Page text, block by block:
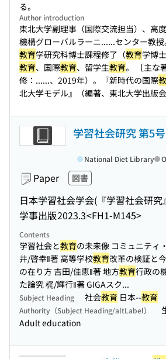
る。
Author introduction
東北大学副理事（国際交流担当）、高
機構グローバルラーニ......センター教
教育学研究科博士課程修了（教育学博
教育、国際教育、留学生教育。 ［主な
修：......、2019年）。『新時代の国際
北大学モデル』（編著、東北大学出版
学習社会研究 第5
Paper 図書
日本学習社会学会(『学習社会研
学事出版2023.3<FH1-M145>
National Diet Library
Contents
学習社会と教育の未来像 コミュニティ
井/啓幸‖著 高等学校教育改革の検証と
の在り方 吉田/佳恵‖著 地方教育行政の
た論究 梶/輝行‖著 GIGAスク...
Subject Heading 社会教育 日本--教育
Authority（Subject Heading/altLabel）
Adult education